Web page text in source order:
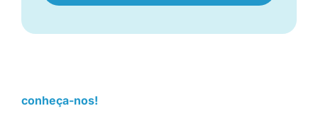
conheça-nos!